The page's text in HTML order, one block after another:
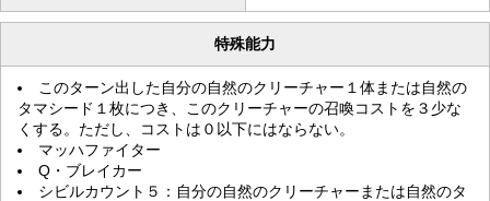
特殊能力
このターン出した自分の自然のクリーチャー１体または自然の
タマシード１枚につき、このクリーチャーの召喚コストを３少な
くする。ただし、コストは０以下にはならない。
マッハファイター
Q・ブレイカー
シビルカウント５：自分の自然のクリーチャーまたは自然のタ